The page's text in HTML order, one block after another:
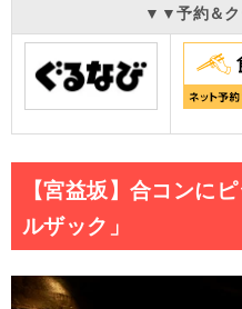
▼▼予約＆
【宮益坂】合コンに
ルザック」